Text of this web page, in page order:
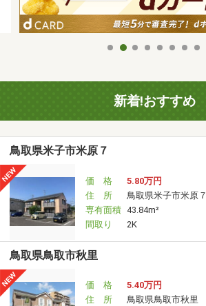
新着!おすすめ
鳥取県米子市米原７
価 格
5.80万円
住 所
鳥取県米子市米原７
専有面積 43.84m²
間取り
2K
鳥取県鳥取市秋里
価 格
5.40万円
住 所
鳥取県鳥取市秋里